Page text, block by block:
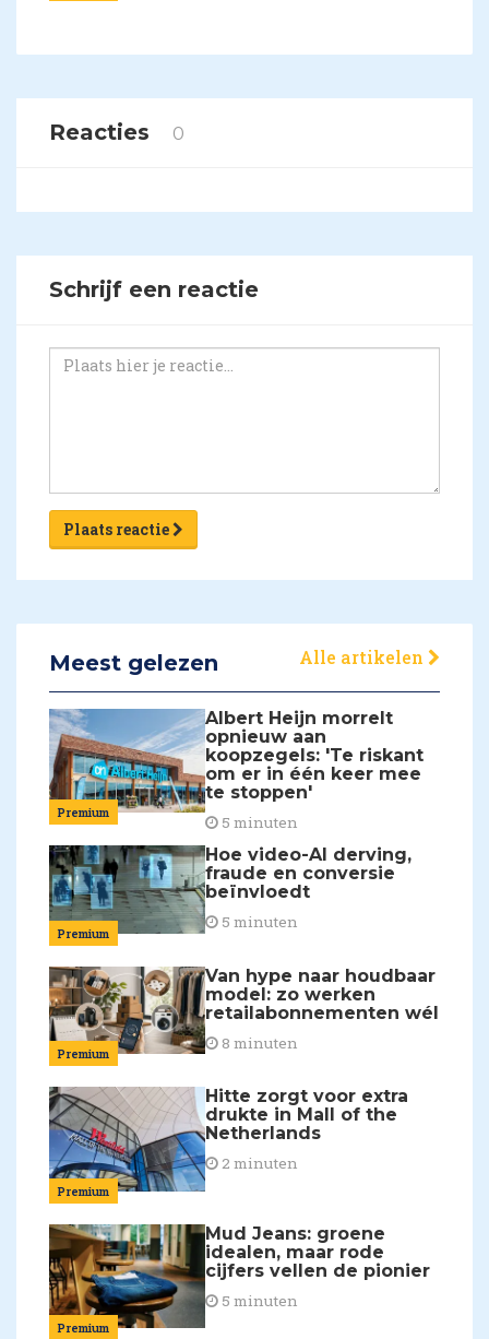
Reacties 0
Schrijf een reactie
Plaats reactie
Meest gelezen Alle artikelen
Premium
Albert Heijn morrelt
opnieuw aan
koopzegels: 'Te riskant
om er in één keer mee
te stoppen'
5 minuten
Premium
Hoe video-AI derving,
fraude en conversie
beïnvloedt
5 minuten
Premium
Van hype naar houdbaar
model: zo werken
retailabonnementen wél
8 minuten
Premium
Hitte zorgt voor extra
drukte in Mall of the
Netherlands
2 minuten
Premium
Mud Jeans: groene
idealen, maar rode
cijfers vellen de pionier
5 minuten